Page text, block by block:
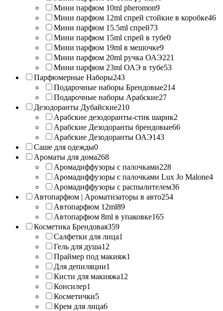
Мини парфюм 10ml pheromon9
Мини парфюм 12ml спрей стойкие в коробке46
Мини парфюм 15.5ml спрей73
Мини парфюм 15ml спрей в тубе0
Мини парфюм 19ml в мешочке9
Мини парфюм 20ml ручка ОАЭ221
Мини парфюм 23ml ОАЭ в тубе53
Парфюмерные Наборы243
Подарочные наборы Брендовые214
Подарочные наборы Арабские27
Дезодоранты Дубайские210
Арабские дезодоранты-стик шарик2
Арабские Дезодоранты брендовые66
Арабские Дезодоранты ОАЭ143
Саше для одежды0
Ароматы для дома268
Аромадиффузоры с палочками228
Аромадиффузоры с палочками Lux Jo Malone4
Аромадиффузоры с распылителем36
Автопарфюм | Ароматизаторы в авто254
Автопарфюм 12ml89
Автопарфюм 8ml в упаковке165
Косметика Брендовая359
Салфетки для лица1
Гель для душа12
Праймер под макияж1
Для депиляции1
Кисти для макияжа12
Консилер1
Косметички5
Крем для лица6